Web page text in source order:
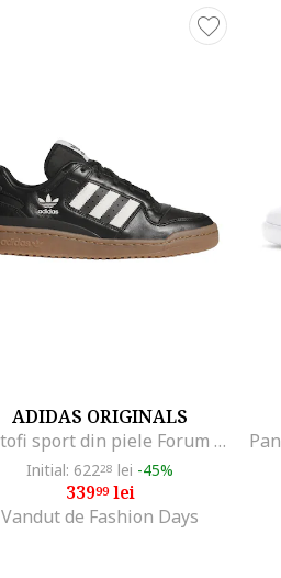
ADIDAS ORIGINALS
Pantofi sport din piele Forum Low CL, Negru
Initial: 62228 lei -45%
33999lei
Vandut de Fashion Days